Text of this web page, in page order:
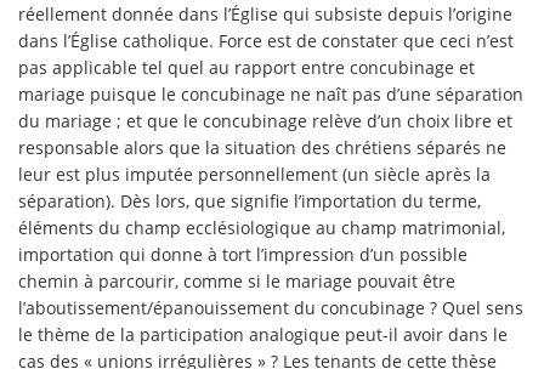
réellement donnée dans l’Église qui subsiste depuis l’origine
dans l’Église catholique. Force est de constater que ceci n’est
pas applicable tel quel au rapport entre concubinage et
mariage puisque le concubinage ne naît pas d’une séparation
du mariage ; et que le concubinage relève d’un choix libre et
responsable alors que la situation des chrétiens séparés ne
leur est plus imputée personnellement (un siècle après la
séparation). Dès lors, que signifie l’importation du terme,
éléments du champ ecclésiologique au champ matrimonial,
importation qui donne à tort l’impression d’un possible
chemin à parcourir, comme si le mariage pouvait être
l’aboutissement/épanouissement du concubinage ? Quel sens
le thème de la participation analogique peut-il avoir dans le
cas des « unions irrégulières » ? Les tenants de cette thèse